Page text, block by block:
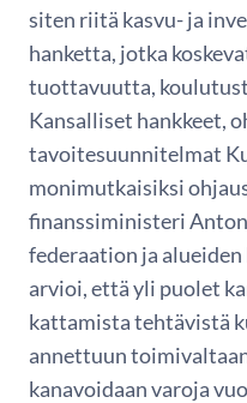
siten riitä kasvu- ja
hanketta, jotka
tuottavuutta,
Kansalliset hankkeet,
tavoitesuunnitelmat
monimutkaisiksi
finanssiministeri
federaation ja
arvioi, että yli puolet
kattamista tehtävistä
annettuun
kanavoidaan varoja